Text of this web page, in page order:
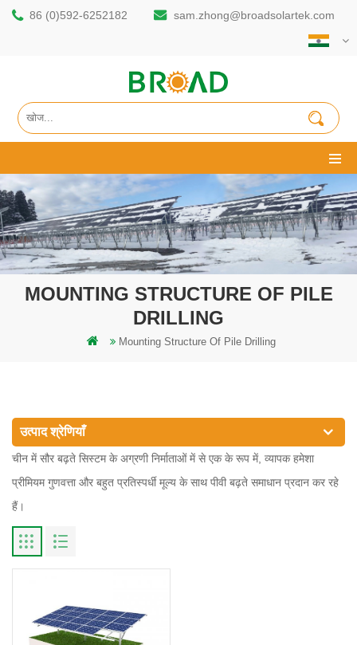
86 (0)592-6252182 sam.zhong@broadsolartek.com
MOUNTING STRUCTURE OF PILE
DRILLING
Mounting Structure Of Pile Drilling
उत्पाद श्रेणियाँ
चीन में सौर बढ़ते सिस्टम के अग्रणी निर्माताओं में से एक के रूप में, व्यापक हमेशा
प्रीमियम गुणवत्ता और बहुत प्रतिस्पर्धी मूल्य के साथ पीवी बढ़ते समाधान प्रदान कर रहे
हैं।